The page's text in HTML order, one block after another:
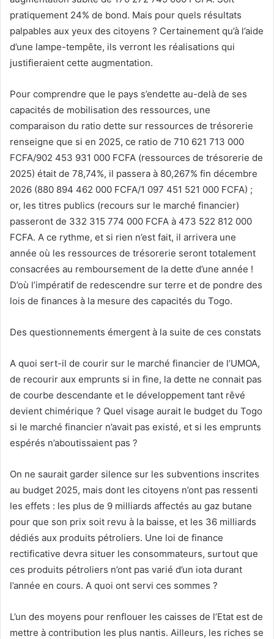
pratiquement 24% de bond. Mais pour quels résultats
palpables aux yeux des citoyens ? Certainement qu’à l’aide
d’une lampe-tempête, ils verront les réalisations qui
justifieraient cette augmentation.
Pour comprendre que le pays s’endette au-delà de ses
capacités de mobilisation des ressources, une
comparaison du ratio dette sur ressources de trésorerie
renseigne que si en 2025, ce ratio de 710 621 713 000
FCFA/902 453 931 000 FCFA (ressources de trésorerie de
2025) était de 78,74%, il passera à 80,267% fin décembre
2026 (880 894 462 000 FCFA/1 097 451 521 000 FCFA) ;
or, les titres publics (recours sur le marché financier)
passeront de 332 315 774 000 FCFA à 473 522 812 000
FCFA. A ce rythme, et si rien n’est fait, il arrivera une
année où les ressources de trésorerie seront totalement
consacrées au remboursement de la dette d’une année !
D’où l’impératif de redescendre sur terre et de pondre des
lois de finances à la mesure des capacités du Togo.
Des questionnements émergent à la suite de ces constats
A quoi sert-il de courir sur le marché financier de l’UMOA,
de recourir aux emprunts si in fine, la dette ne connait pas
de courbe descendante et le développement tant rêvé
devient chimérique ? Quel visage aurait le budget du Togo
si le marché financier n’avait pas existé, et si les emprunts
espérés n’aboutissaient pas ?
On ne saurait garder silence sur les subventions inscrites
au budget 2025, mais dont les citoyens n’ont pas ressenti
les effets : les plus de 9 milliards affectés au gaz butane
pour que son prix soit revu à la baisse, et les 36 milliards
dédiés aux produits pétroliers. Une loi de finance
rectificative devra situer les consommateurs, surtout que
ces produits pétroliers n’ont pas varié d’un iota durant
l’année en cours. A quoi ont servi ces sommes ?
L’un des moyens pour renflouer les caisses de l’Etat est de
mettre à contribution les plus nantis. Ailleurs, les riches se